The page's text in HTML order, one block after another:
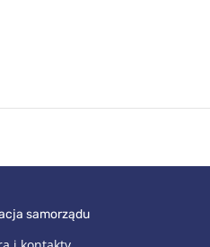
samorządu